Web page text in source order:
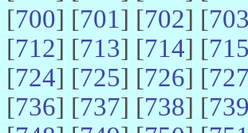
[700] [701] [702] [703
[712] [713] [714] [715
[724] [725] [726] [727
[736] [737] [738] [739